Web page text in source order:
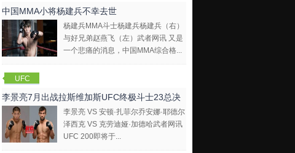
Champions
hip
中国MMA小将杨建兵不幸去世
杨建兵MMA斗士杨建兵杨建兵（右）
与好兄弟赵燕飞（左）武者网讯 又是
一个悲痛的消息，中国MMA综合格...
UFC
李景亮7月出战拉斯维加斯UFC终极斗士23总决
李景亮 VS 安顿·扎菲尔乔安娜·耶德尔
泽西克 VS 克劳迪娅·加德哈武者网讯
UFC 200即将于...